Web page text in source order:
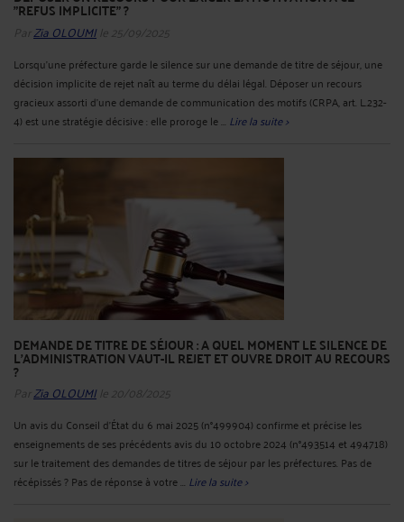
"REFUS IMPLICITE" ?
ParZia OLOUMI le 25/09/2025
Lorsqu’une préfecture garde le silence sur une demande de titre de séjour, une
décision implicite de rejet naît au terme du délai légal. Déposer un recours
gracieux assorti d’une demande de communication des motifs (CRPA, art. L.232-
4) est une stratégie décisive : elle proroge le ... Lire la suite >
DEMANDE DE TITRE DE SÉJOUR : A QUEL MOMENT LE SILENCE DE
L’ADMINISTRATION VAUT-IL REJET ET OUVRE DROIT AU RECOURS
?
ParZia OLOUMI le 20/08/2025
Un avis du Conseil d’État du 6 mai 2025 (n°499904) confirme et précise les
enseignements de ses précédents avis du 10 octobre 2024 (n°493514 et 494718)
sur le traitement des demandes de titres de séjour par les préfectures. Pas de
récépissés ? Pas de réponse à votre ... Lire la suite >